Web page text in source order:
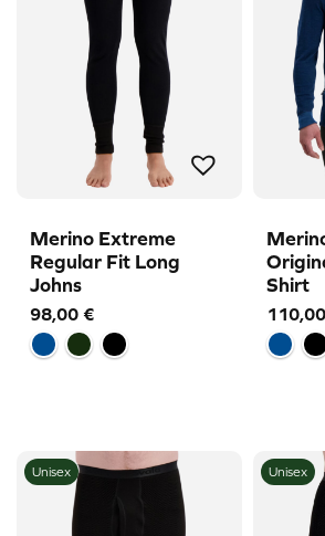
Merino Extreme
Regular Fit Long
Johns
98,00 €
Shirt
110,00
Unisex Unisex